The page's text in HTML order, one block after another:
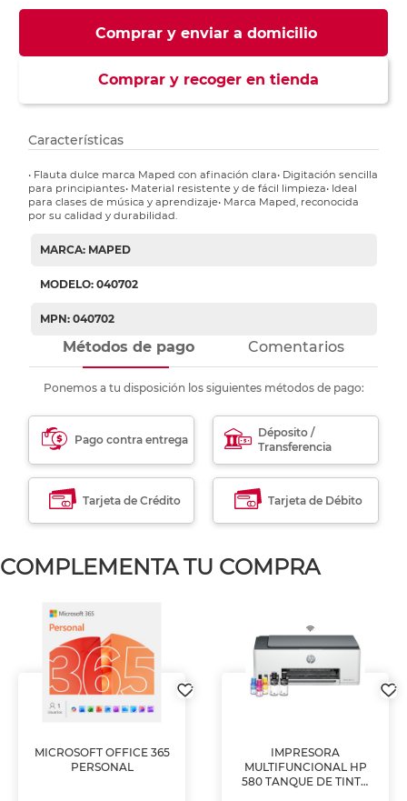
Comprar y enviar a domicilio
Comprar y recoger en tienda
Características
• Flauta dulce marca Maped con afinación clara• Digitación sencilla
para principiantes• Material resistente y de fácil limpieza• Ideal
para clases de música y aprendizaje• Marca Maped, reconocida
por su calidad y durabilidad.
MARCA: MAPED
MODELO: 040702
MPN: 040702
Métodos de pago Comentarios
Ponemos a tu disposición los siguientes métodos de pago:
Pago contra entrega
Déposito /
Transferencia
Tarjeta de Crédito Tarjeta de Débito
COMPLEMENTA TU COMPRA
MICROSOFT OFFICE 365
PERSONAL
IMPRESORA
MULTIFUNCIONAL HP
580 TANQUE DE TINTA